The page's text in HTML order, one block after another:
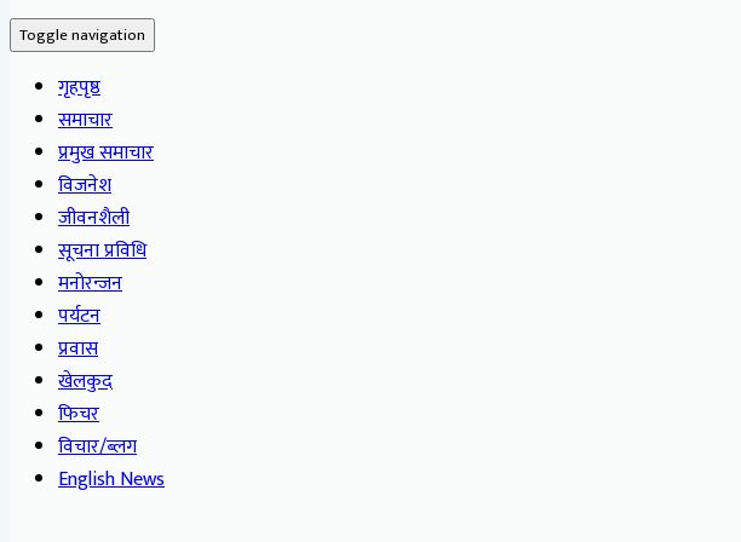
Toggle navigation
गृहपृष्ठ
समाचार
प्रमुख समाचार
विजनेश
जीवनशैली
सूचना प्रविधि
मनोरन्जन
पर्यटन
प्रवास
खेलकुद
फिचर
विचार/ब्लग
English News